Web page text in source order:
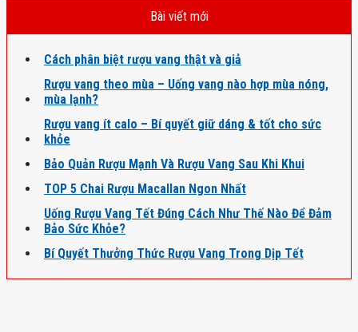
Bài viết mới
Cách phân biệt rượu vang thật và giả
Rượu vang theo mùa – Uống vang nào hợp mùa nóng,
mùa lạnh?
Rượu vang ít calo – Bí quyết giữ dáng & tốt cho sức
khỏe
Bảo Quản Rượu Mạnh Và Rượu Vang Sau Khi Khui
TOP 5 Chai Rượu Macallan Ngon Nhất
Uống Rượu Vang Tết Đúng Cách Như Thế Nào Để Đảm
Bảo Sức Khỏe?
Bí Quyết Thưởng Thức Rượu Vang Trong Dịp Tết